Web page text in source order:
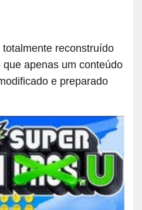
totalmente reconstruído
apenas um conteúdo
e preparado